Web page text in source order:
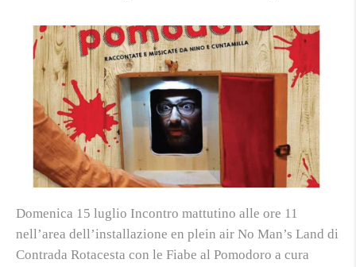
Domenica 15 luglio Incontro mattutino alle ore 11
nell’area dell’installazione en plein air No Man’s Land di
Contrada Rotacesta con le Fiabe al Pomodoro a cura